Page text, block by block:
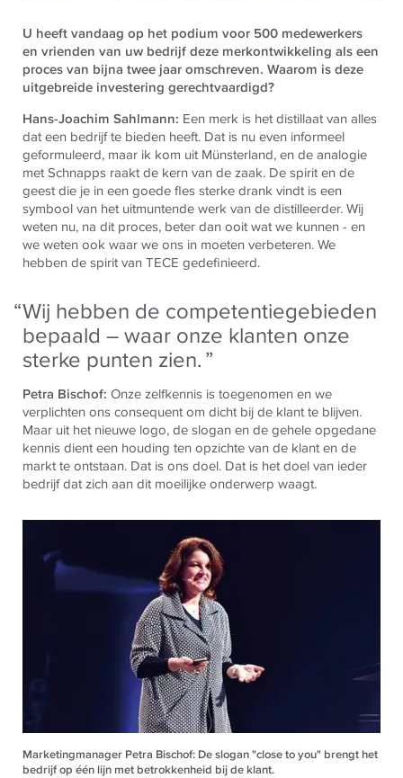
U heeft vandaag op het podium voor 500 medewerkers
en vrienden van uw bedrijf deze merkontwikkeling als een
proces van bijna twee jaar omschreven. Waarom is deze
uitgebreide investering gerechtvaardigd?
Hans-Joachim Sahlmann: Een merk is het distillaat van alles
dat een bedrijf te bieden heeft. Dat is nu even informeel
geformuleerd, maar ik kom uit Münsterland, en de analogie
met Schnapps raakt de kern van de zaak. De spirit en de
geest die je in een goede fles sterke drank vindt is een
symbool van het uitmuntende werk van de distilleerder. Wij
weten nu, na dit proces, beter dan ooit wat we kunnen - en
we weten ook waar we ons in moeten verbeteren. We
hebben de spirit van TECE gedefinieerd.
Wij hebben de competentiegebieden
bepaald – waar onze klanten onze
sterke punten zien.
Petra Bischof: Onze zelfkennis is toegenomen en we
verplichten ons consequent om dicht bij de klant te blijven.
Maar uit het nieuwe logo, de slogan en de gehele opgedane
kennis dient een houding ten opzichte van de klant en de
markt te ontstaan. Dat is ons doel. Dat is het doel van ieder
bedrijf dat zich aan dit moeilijke onderwerp waagt.
Marketingmanager Petra Bischof: De slogan "close to you" brengt het
bedrijf op één lijn met betrokkenheid bij de klant.